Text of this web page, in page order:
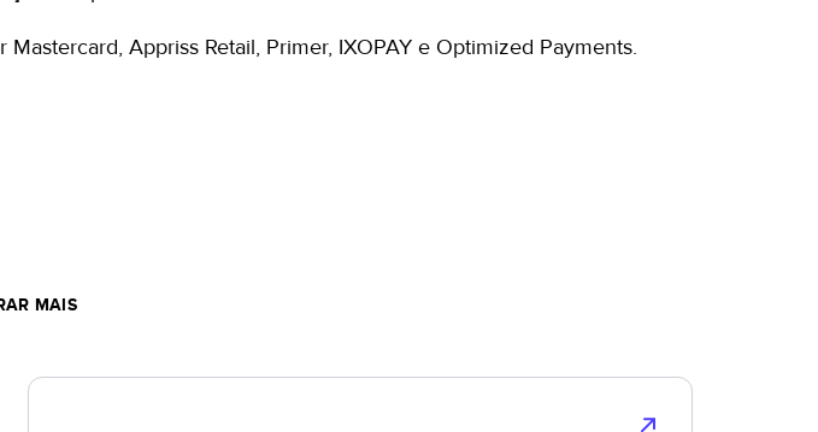
Appriss Retail, Primer, IXOPAY e Optimized Payments.
MAIS